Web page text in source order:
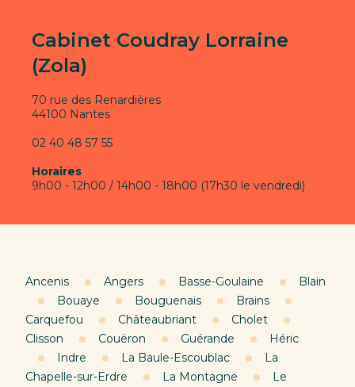
Cabinet Coudray Lorraine
(Zola)
70 rue des Renardières
44100 Nantes
02 40 48 57 55
Horaires
9h00 - 12h00 / 14h00 - 18h00 (17h30 le vendredi)
Ancenis Angers Basse-Goulaine
Blain
Bouaye
Bouguenais
Brains
Carquefou
Châteaubriant
Cholet
Clisson
Couëron Guérande
Héric
Indre
La Baule-Escoublac
La
Chapelle-sur-Erdre
La Montagne
Le